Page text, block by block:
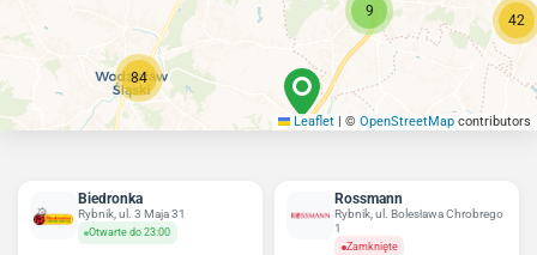
9
84
42
Leaflet | © OpenStreetMap contributors
Biedronka
Rybnik, ul. 3 Maja 31
Otwarte do 23:00
Rossmann
Rybnik, ul. Bolesława Chrobrego
1
Zamknięte